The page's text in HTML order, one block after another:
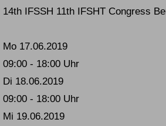
14th IFSSH 11th IFSHT Congress
Mo 17.06.2019
09:00 - 18:00 Uhr
Di 18.06.2019
09:00 - 18:00 Uhr
Mi 19.06.2019